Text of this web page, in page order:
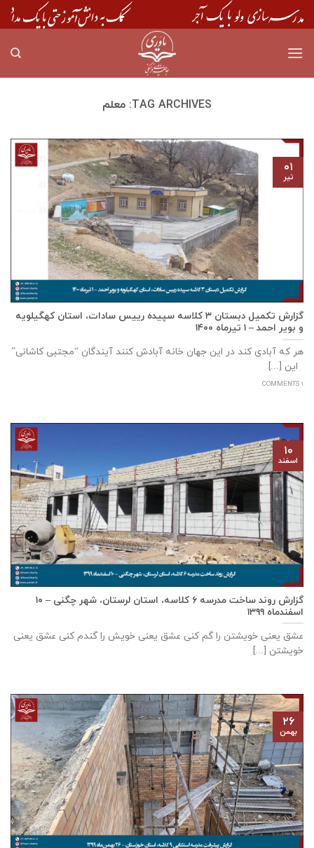
Skip
to
TAG ARCHIVES: معلم
گزارش تکمیل دبستان ۳ کلاسه سپيده رييس سادات، استان كهگيلويه
و بوير احمد – ۱ تیرماه ۱۴۰۰
هر که آبادی کند در این جهان خانه آبادش کنند آیندگان “مجتبی کاشانی”
این [...]
1 COMMENTS
۰۱
تیر
گزارش روند ساخت مدرسه ٦ كلاسه، استان لرستان، شهر چگنی – ۱۰
اسفندماه ۱۳۹۹
عشق يعنی خويشتن را گم كنی عشق يعنی خويش را گندم كنی عشق يعنی
خويشتن [...]
۱۰
اسفند
۲۶
بهمن